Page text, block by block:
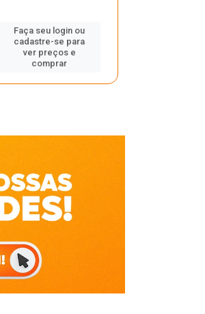
Faça seu login ou
cadastre-se para
ver preços e
comprar